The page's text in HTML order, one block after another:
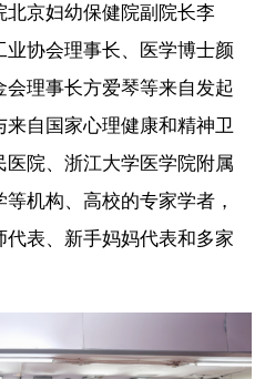
北京妇幼保健院副院长李
协会理事长、医学博士颜
理事长方爱琴等来自发起
自国家心理健康和精神卫
院、浙江大学医学院附属
机构、高校的专家学者，
代表、新手妈妈代表和多家